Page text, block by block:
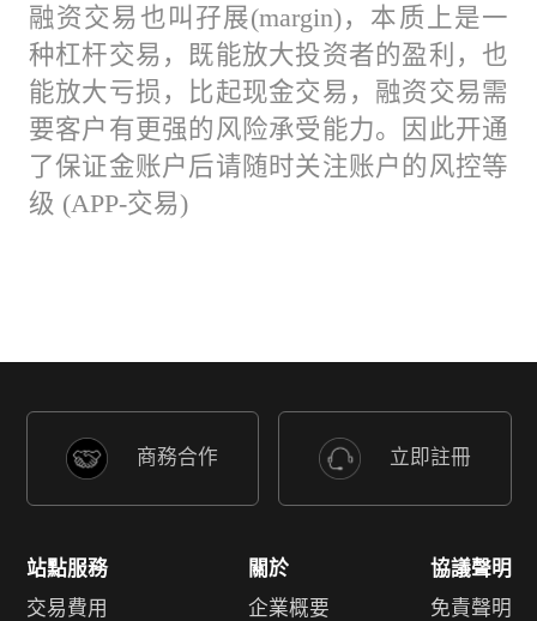
融资交易也叫孖展(margin)，本质上是一
种杠杆交易，既能放大投资者的盈利，也
能放大亏损，比起现金交易，融资交易需
要客户有更强的风险承受能力。因此开通
了保证金账户后请随时关注账户的风控等
级 (APP-交易)
商務合作 立即註冊
站點服務
交易費用
關於
企業概要
協議聲明
免責聲明